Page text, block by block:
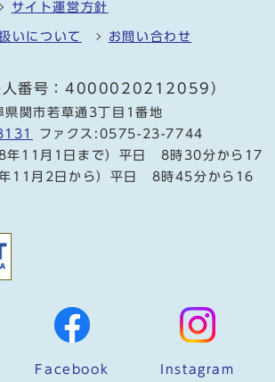
サイト運営方針
いについて お問い合わせ
人番号：4000020212059）
関市若草通3丁目1番地
ファクス:0575-23-7744
8年11月1日まで）平日 8時30分から17
11月2日から）平日 8時45分から16
Facebook Instagram